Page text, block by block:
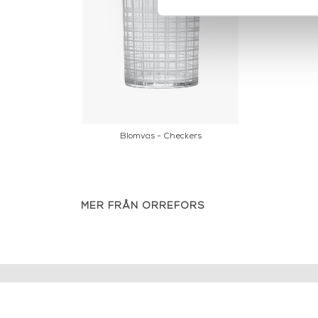
Blomvas - Checkers
MER FRÅN ORREFORS